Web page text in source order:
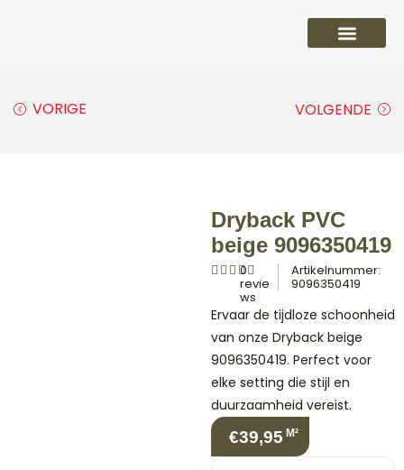
VORIGE VOLGENDE
Dryback PVC
beige 9096350419
0
revie
ws
Artikelnummer:
9096350419
Ervaar de tijdloze schoonheid
van onze Dryback beige
9096350419. Perfect voor
elke setting die stijl en
duurzaamheid vereist.
€39,95 M²